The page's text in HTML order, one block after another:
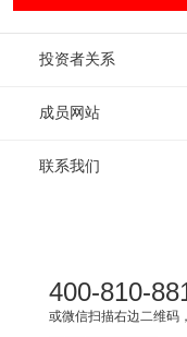
投资者关系
成员网站
联系我们
400-810-
或微信扫描右边二维码